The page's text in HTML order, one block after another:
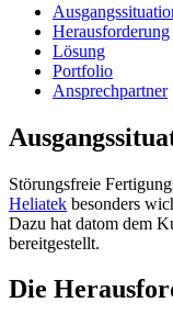
Herausforderung
Lösung
Portfolio
Ansprechpartner
Störungsfreie
Heliatek besonders
Dazu hat datom dem
bereitgestellt.
Die